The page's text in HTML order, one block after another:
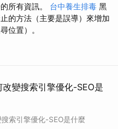
所有資訊。 台中養生排毒 黑
的方法（主要是誤導）來增加
位置）。
變搜索引擎優化-SEO是
索引擎優化-SEO是什麼